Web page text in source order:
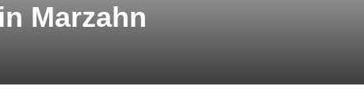
Marzahn